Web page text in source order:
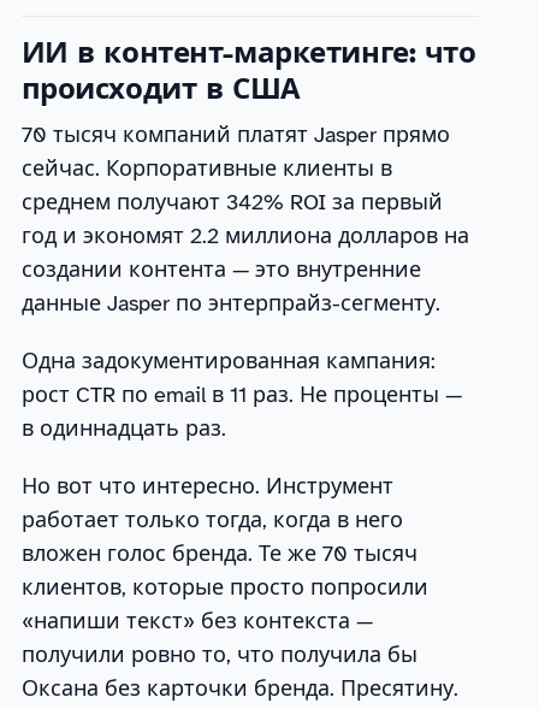
ИИ в контент-маркетинге: что
происходит в США
70 тысяч компаний платят Jasper прямо
сейчас. Корпоративные клиенты в
среднем получают 342% ROI за первый
год и экономят 2.2 миллиона долларов на
создании контента — это внутренние
данные Jasper по энтерпрайз-сегменту.
Одна задокументированная кампания:
рост CTR по email в 11 раз. Не проценты —
в одиннадцать раз.
Но вот что интересно. Инструмент
работает только тогда, когда в него
вложен голос бренда. Те же 70 тысяч
клиентов, которые просто попросили
«напиши текст» без контекста —
получили ровно то, что получила бы
Оксана без карточки бренда. Пресятину.